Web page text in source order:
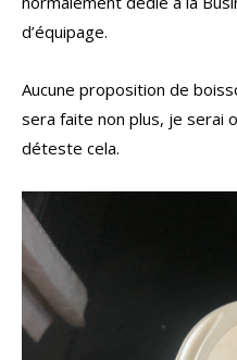
d’équipage.
Aucune proposition de
sera faite non plus, je serai
déteste cela.